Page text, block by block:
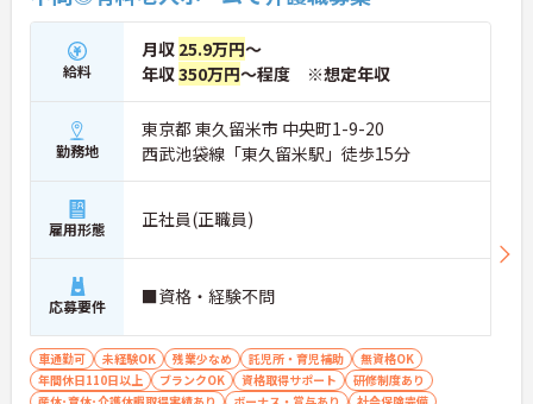
給料
月収 25.9万円～
年収350万円～程度 ※想定年収
勤務地
東京都 東久留米市 中央町1-9-20
西武池袋線「東久留米駅」徒歩15分
雇用形態 正社員(正職員)
応募要件 ■資格・経験不問
車通勤可 未経験OK 残業少なめ 託児所・育児補助
無資格OK
年間休日110日以上
ブランクOK 資格取得サポート
研修制度あり